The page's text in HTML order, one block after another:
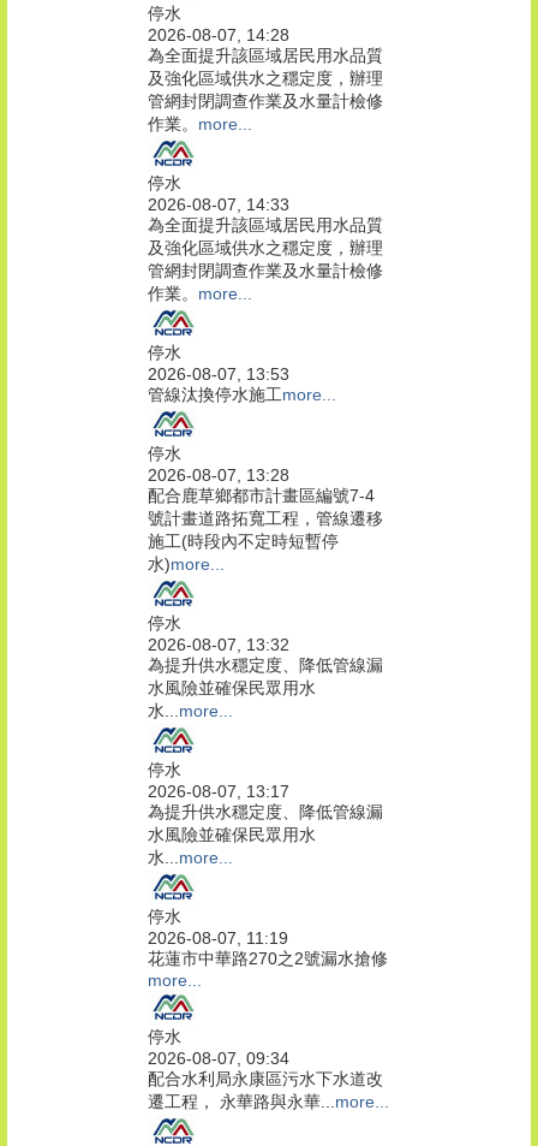
停水
2026-08-07, 14:28
為全面提升該區域居民用水品質
及強化區域供水之穩定度，辦理
管網封閉調查作業及水量計檢修
作業。 more...
停水
2026-08-07, 14:33
為全面提升該區域居民用水品質
及強化區域供水之穩定度，辦理
管網封閉調查作業及水量計檢修
作業。 more...
停水
2026-08-07, 13:53
管線汰換停水施工more...
停水
2026-08-07, 13:28
配合鹿草鄉都市計畫區編號7-4
號計畫道路拓寬工程，管線遷移
施工(時段內不定時短暫停
水)more...
停水
2026-08-07, 13:32
為提升供水穩定度、降低管線漏
水風險並確保民眾用水
水... more...
停水
2026-08-07, 13:17
為提升供水穩定度、降低管線漏
水風險並確保民眾用水
水... more...
停水
2026-08-07, 11:19
花蓮市中華路270之2號漏水搶修
more...
停水
2026-08-07, 09:34
配合水利局永康區污水下水道改
遷工程， 永華路與永華... more...